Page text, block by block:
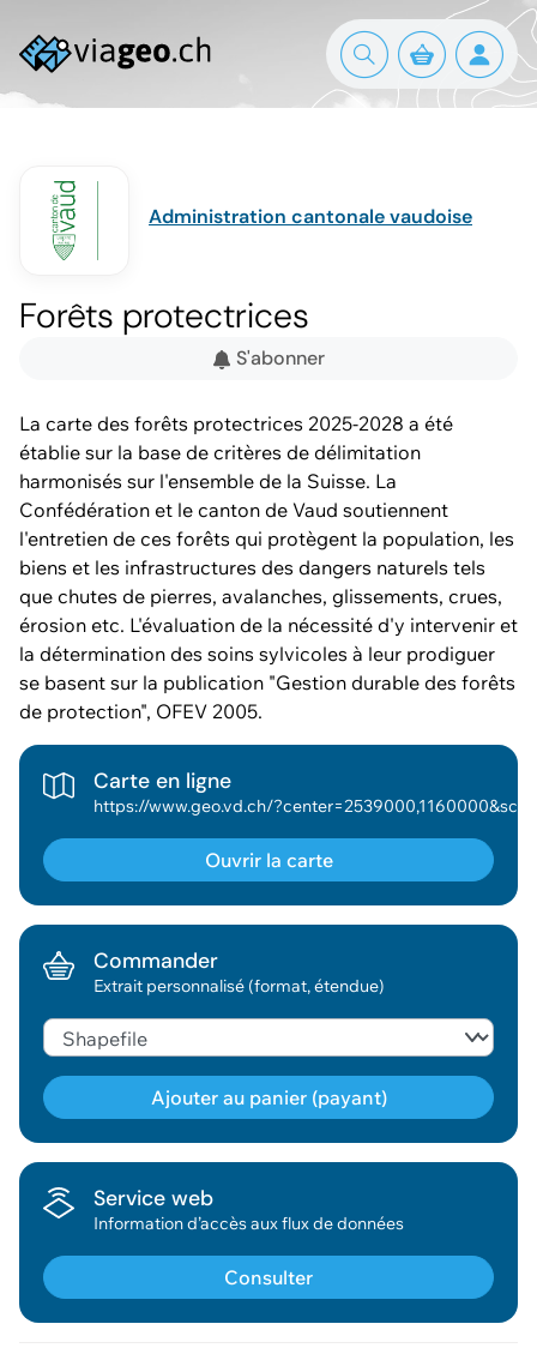
Administration cantonale vaudoise
Forêts protectrices
S'abonner
La carte des forêts protectrices 2025-2028 a été
établie sur la base de critères de délimitation
harmonisés sur l'ensemble de la Suisse. La
Confédération et le canton de Vaud soutiennent
l'entretien de ces forêts qui protègent la population, les
biens et les infrastructures des dangers naturels tels
que chutes de pierres, avalanches, glissements, crues,
érosion etc. L'évaluation de la nécessité d'y intervenir et
la détermination des soins sylvicoles à leur prodiguer
se basent sur la publication "Gestion durable des forêts
de protection", OFEV 2005.
Carte en ligne
Ouvrir la carte
Commander
Extrait personnalisé (format, étendue)
Ajouter au panier (payant)
Géodonnée ajoutée au panier !
Voir le panier
Service web
Information d’accès aux flux de données
Consulter